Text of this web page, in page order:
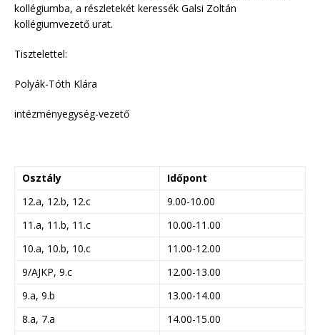
kollégiumba, a részletekét keressék Galsi Zoltán
kollégiumvezető urat.
Tisztelettel:
Polyák-Tóth Klára
intézményegység-vezető
Osztály
Időpont
12.a, 12.b, 12.c
9.00-10.00
11.a, 11.b, 11.c
10.00-11.00
10.a, 10.b, 10.c
11.00-12.00
9/AJKP, 9.c
12.00-13.00
9.a, 9.b
13.00-14.00
8.a, 7.a
14.00-15.00